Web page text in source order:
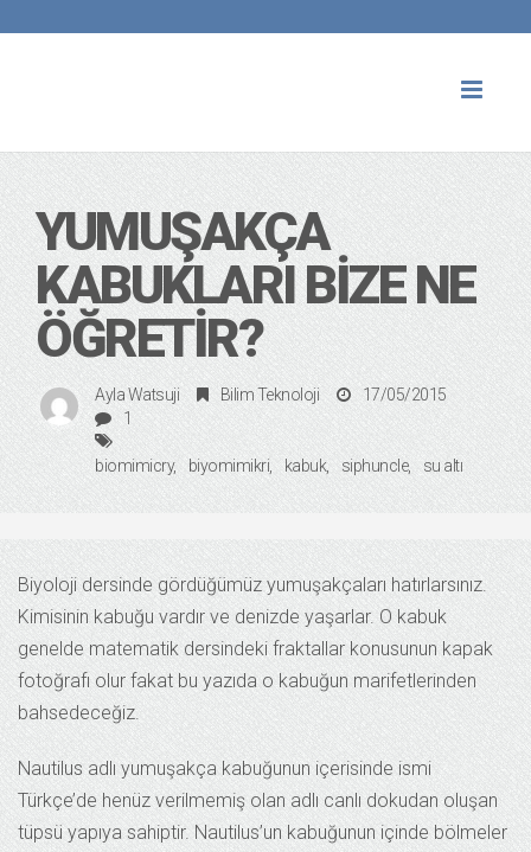
YUMUŞAKÇA
KABUKLARI BIZE NE
ÖĞRETIR?
Ayla Watsuji Bilim Teknoloji
17/05/2015
1
biomimicry biyomimikri kabuk siphuncle su altı
Biyoloji dersinde gördüğümüz yumuşakçaları hatırlarsınız.
Kimisinin kabuğu vardır ve denizde yaşarlar. O kabuk
genelde matematik dersindeki fraktallar konusunun kapak
fotoğrafı olur fakat bu yazıda o kabuğun marifetlerinden
bahsedeceğiz.
Nautilus adlı yumuşakça kabuğunun içerisinde ismi
Türkçe’de henüz verilmemiş olan adlı canlı dokudan oluşan
tüpsü yapıya sahiptir. Nautilus’un kabuğunun içinde bölmeler